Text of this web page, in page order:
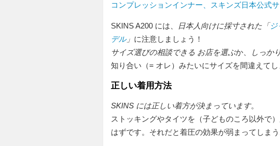
コンプレッションインナー、スキンズ日本公式
SKINS A200 には、 日本人向けに採寸された「ジ
デル」 に注意しましょう！
サイズ選びの相談できる お店を選ぶか、 しっか
知り合い（= オレ）みたいにサイズを間違えて
正しい着用方法
SKINS には正しい着方が決まっています。
ストッキングやタイツを（子どものころ以外で
はずです。それだと着圧の効果が弱まってしまう